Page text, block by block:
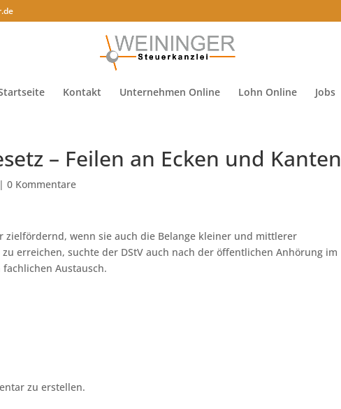
Kontakt Unternehmen Online Lohn Online Jobs
– Feilen an Ecken und Kanten
|0 Kommentare
zielfördernd, wenn sie auch die Belange kleiner und mittlerer
erreichen, suchte der DStV auch nach der öffentlichen Anhörung im
Austausch.
zu erstellen.